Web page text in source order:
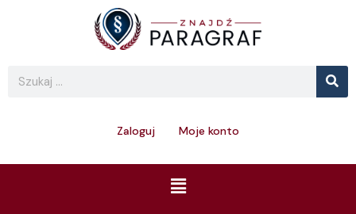
Search
Zaloguj Moje konto
Menu